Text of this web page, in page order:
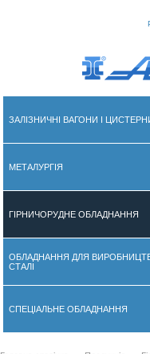
ЗАЛІЗНИЧНІ ВАГОНИ І
МЕТАЛУРГІЯ
ГІРНИЧОРУДНЕ ОБЛАДНАННЯ
ОБЛАДНАННЯ ДЛЯ
СТАЛІ
СПЕЦІАЛЬНЕ ОБЛАДНАННЯ